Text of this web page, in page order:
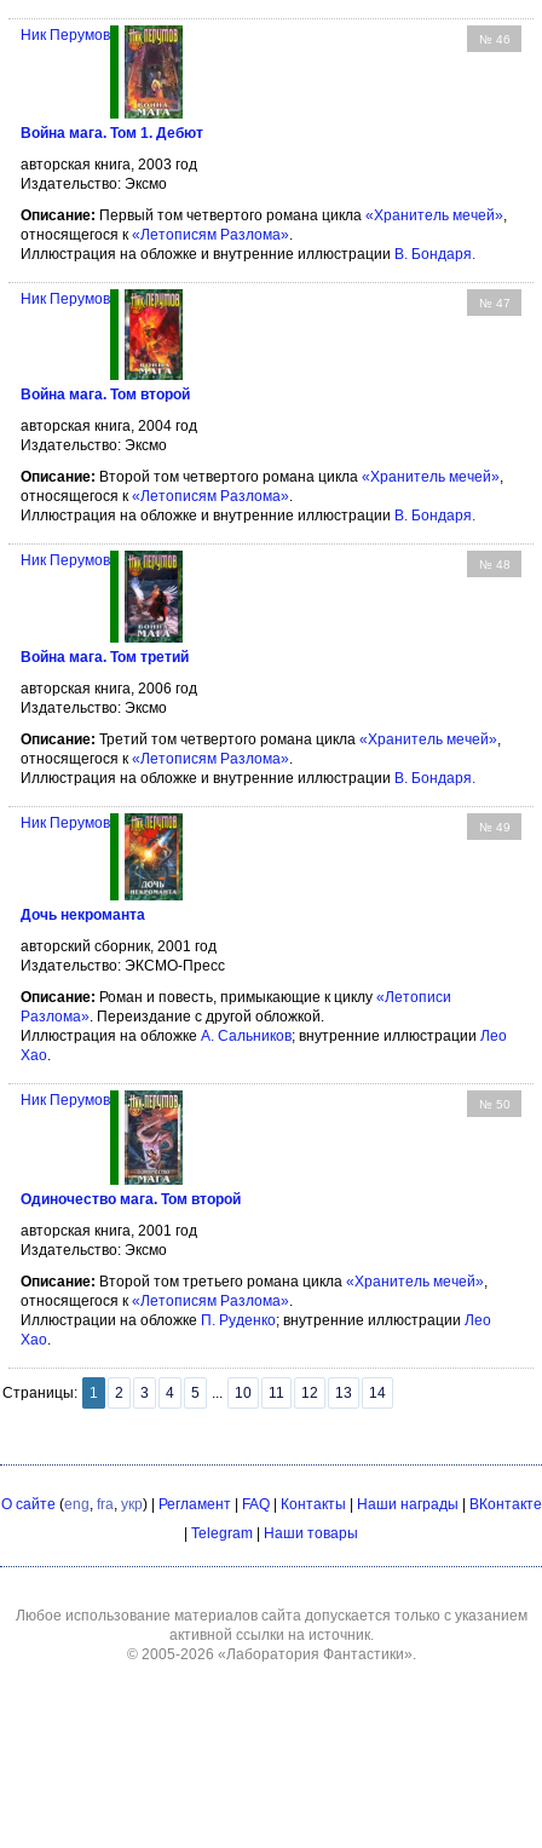
№ 46
Ник Перумов
Война мага. Том 1. Дебют
авторская книга, 2003 год
Издательство: Эксмо
Описание: Первый том четвертого романа цикла «Хранитель мечей»,
относящегося к «Летописям Разлома».
Иллюстрация на обложке и внутренние иллюстрации В. Бондаря.
№ 47
Ник Перумов
Война мага. Том второй
авторская книга, 2004 год
Издательство: Эксмо
Описание: Второй том четвертого романа цикла «Хранитель мечей»,
относящегося к «Летописям Разлома».
Иллюстрация на обложке и внутренние иллюстрации В. Бондаря.
№ 48
Ник Перумов
Война мага. Том третий
авторская книга, 2006 год
Издательство: Эксмо
Описание: Третий том четвертого романа цикла «Хранитель мечей»
относящегося к «Летописям Разлома»
Иллюстрация на обложке и внутренние иллюстрации В. Бондаря
№ 49
Ник Перумов
Дочь некроманта
авторский сборник, 2001 год
Издательство: ЭКСМО-Пресс
Описание: Роман и повесть, примыкающие к циклу «Летописи
Разлома». Переиздание с другой обложкой.
Иллюстрация на обложке А. Сальников; внутренние иллюстрации Лео
Хао.
№ 50
Ник Перумов
Одиночество мага. Том второй
авторская книга, 2001 год
Издательство: Эксмо
Описание: Второй том третьего романа цикла «Хранитель мечей»,
относящегося к «Летописям Разлома».
Иллюстрации на обложке П. Руденко; внутренние иллюстрации Лео
Хао.
Страницы: 1 2 3 4 5 ... 10 11 12 13 14
О сайте (eng, fra, укр) | Регламент| FAQ| Контакты | Наши награды | ВКонтакте
| Telegram | Наши товары
Любое использование материалов сайта допускается только с указанием
активной ссылки на источник.
© 2005-2026 «Лаборатория Фантастики».